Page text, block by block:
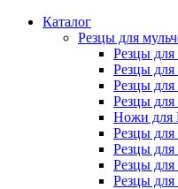
Каталог
Резцы для
Резцы для
Резцы
Резцы
Резцы для
Ножи для
Резцы для
Резцы
Резцы для
Резцы для